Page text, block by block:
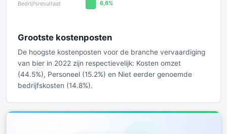
Grootste kostenposten
De hoogste kostenposten voor de branche vervaardiging
van bier in 2022 zijn respectievelijk: Kosten omzet
(44.5%), Personeel (15.2%) en Niet eerder genoemde
bedrijfskosten (14.8%).